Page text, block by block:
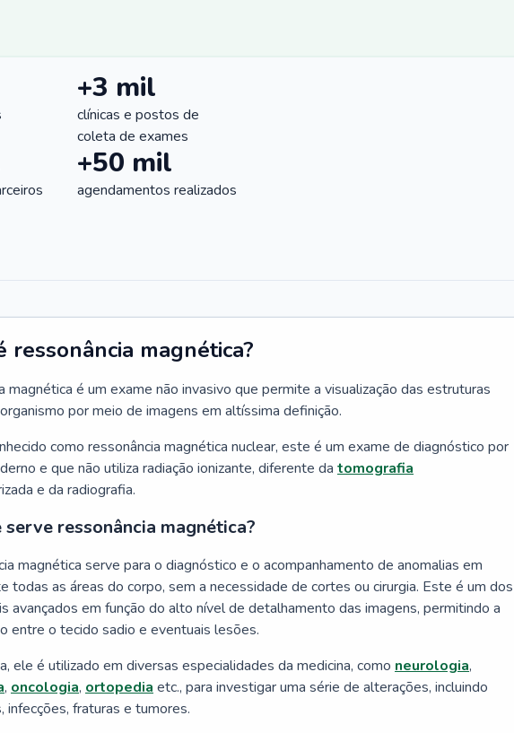
+3 mil
clínicas e postos de
coleta de exames
+50 mil
agendamentos realizados
ressonância magnética?
magnética é um exame não invasivo que permite a visualização das estruturas
por meio de imagens em altíssima definição.
como ressonância magnética nuclear, este é um exame de diagnóstico por
e que não utiliza radiação ionizante, diferente da tomografia
e da radiografia.
serve ressonância magnética?
magnética serve para o diagnóstico e o acompanhamento de anomalias em
todas as áreas do corpo, sem a necessidade de cortes ou cirurgia. Este é um dos
avançados em função do alto nível de detalhamento das imagens, permitindo a
entre o tecido sadio e eventuais lesões.
ele é utilizado em diversas especialidades da medicina, como neurologia,
, oncologia, ortopedia etc., para investigar uma série de alterações, incluindo
infecções, fraturas e tumores.